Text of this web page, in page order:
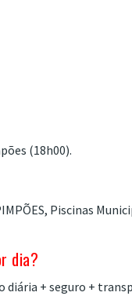
(18h00).
Piscinas
dia?
diária + seguro +